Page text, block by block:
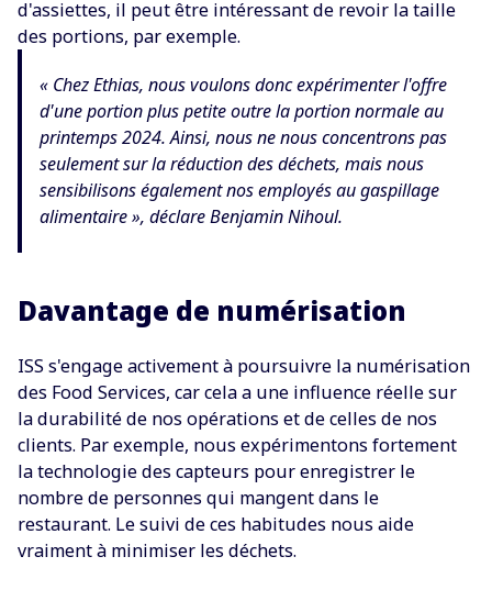
d'assiettes, il peut être intéressant de revoir la taille
des portions, par exemple.
« Chez Ethias, nous voulons donc expérimenter l'offre
d'une portion plus petite outre la portion normale au
printemps 2024. Ainsi, nous ne nous concentrons pas
seulement sur la réduction des déchets, mais nous
sensibilisons également nos employés au gaspillage
alimentaire », déclare Benjamin Nihoul.
Davantage de numérisation
ISS s'engage activement à poursuivre la numérisation
des Food Services, car cela a une influence réelle sur
la durabilité de nos opérations et de celles de nos
clients. Par exemple, nous expérimentons fortement
la technologie des capteurs pour enregistrer le
nombre de personnes qui mangent dans le
restaurant. Le suivi de ces habitudes nous aide
vraiment à minimiser les déchets.